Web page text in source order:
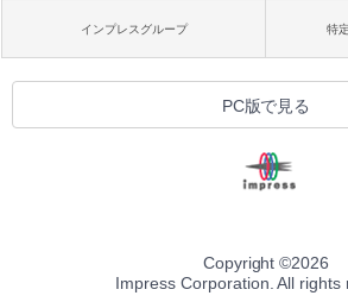
インプレスグループ 特
PC版で見る
Copyright ©2026
Impress Corporation. All rights